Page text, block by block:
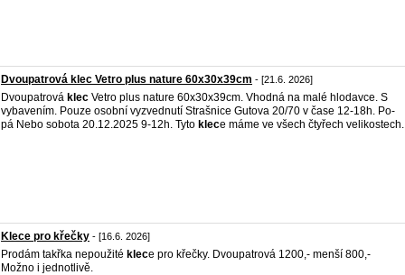
Dvoupatrová klec Vetro plus nature 60x30x39cm - [21.6. 2026]
Dvoupatrová klec Vetro plus nature 60x30x39cm. Vhodná na malé hlodavce. S
vybavením. Pouze osobní vyzvednutí Strašnice Gutova 20/70 v čase 12-18h. Po-
pá Nebo sobota 20.12.2025 9-12h. Tyto klece máme ve všech čtyřech velikostech.
Klece pro křečky - [16.6. 2026]
Prodám takřka nepoužité klece pro křečky. Dvoupatrová 1200,- menší 800,-
Možno i jednotlivě.